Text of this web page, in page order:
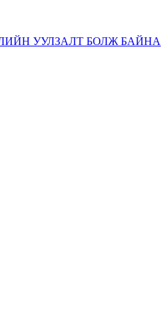
УУЛЗАЛТ БОЛЖ БАЙНА